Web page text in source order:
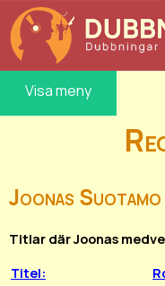
Visa meny
Joonas Suotamo
Titlar där Joonas
Titel: